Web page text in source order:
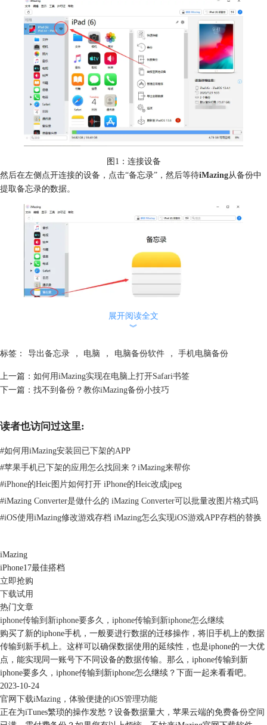
图1：连接设备
然后在左侧点开连接的设备，点击“备忘录”，然后等待iMazing从备份中
提取备忘录的数据。
二、批量选择
鼠标单击的话只能选中一个备忘录，这样导出不太方便，在这里小编就教
批量选择：首先鼠标点击一个备忘录，然后按住键盘上的“Shift”，最后鼠
（蓝色框为已被选中的备忘录）。
图 3：批量选择
取消选择：如图四，按住键盘上的“Ctrl”键，鼠标点击一个备忘录，即可
取消选择。
展开阅读全文
︾
标签： 导出备忘录 ， 电脑 ， 电脑备份软件 ， 手机电脑备份
上一篇： 如何用iMazing实现在电脑上打开Safari书签
下一篇： 找不到备份？教你iMazing备份小技巧
读者也访问过这里:
#如何用iMazing安装回已下架的APP
#苹果手机已下架的应用怎么找回来？iMazing来帮你
#iPhone的Heic图片如何打开 iPhone的Heic改成jpeg
#iMazing Converter是做什么的 iMazing Converter可以批量改图片格式吗
#iOS使用iMazing修改游戏存档 iMazing怎么实现iOS游戏APP存档的替换
iMazing
iPhone17最佳搭档
立即抢购
下载试用
热门文章
iphone传输到新iphone要多久，iphone传输到新iphone怎么继续
购买了新的iphone手机，一般要进行数据的迁移操作，将旧手机上的数据
传输到新手机上。这样可以确保数据使用的延续性，也是iphone的一大优
点，能实现同一账号下不同设备的数据传输。那么，iphone传输到新
iphone要多久，iphone传输到新iphone怎么继续？下面一起来看看吧。
2023-10-24
官网下载iMazing，体验便捷的iOS管理功能
正在为iTunes繁琐的操作发愁？设备数据量大，苹果云端的免费备份空间